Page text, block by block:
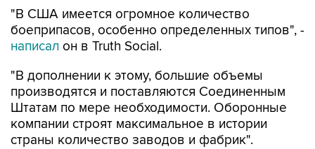
"В США имеется огромное количество
боеприпасов, особенно определенных типов", -
написал он в Truth Social.
"В дополнении к этому, большие объемы
производятся и поставляются Соединенным
Штатам по мере необходимости. Оборонные
компании строят максимальное в истории
страны количество заводов и фабрик".